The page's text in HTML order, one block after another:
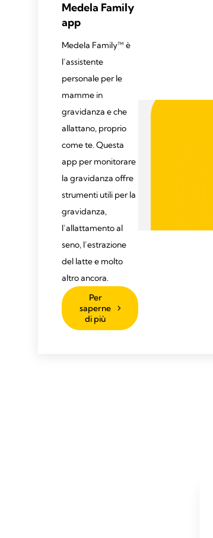
Medela Family
app
Medela Family™ è
l’assistente
personale per le
mamme in
gravidanza e che
allattano, proprio
come te. Questa
app per monitorare
la gravidanza offre
strumenti utili per la
gravidanza,
l’allattamento al
seno, l’estrazione
del latte e molto
altro ancora.
Per
saperne
di più